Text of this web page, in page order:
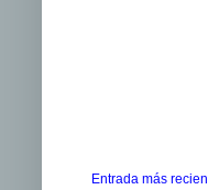
Entrada más